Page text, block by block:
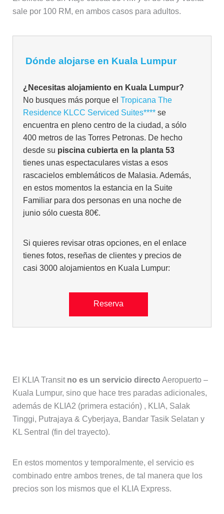
sale por 100 RM, en ambos casos para adultos.
Dónde alojarse en Kuala Lumpur
¿Necesitas alojamiento en Kuala Lumpur?
No busques más porque el Tropicana The
Residence KLCC Serviced Suites****se
encuentra en pleno centro de la ciudad, a sólo
400 metros de las Torres Petronas. De hecho
desde su piscina cubierta en la planta 53
tienes unas espectaculares vistas a esos
rascacielos emblemáticos de Malasia. Además,
en estos momentos la estancia en la Suite
Familiar para dos personas en una noche de
junio sólo cuesta 80€.
Si quieres revisar otras opciones, en el enlace
tienes fotos, reseñas de clientes y precios de
casi 3000 alojamientos en Kuala Lumpur:
Reserva
El KLIA Transitno es un servicio directo Aeropuerto –
Kuala Lumpur, sino que hace tres paradas adicionales,
además de KLIA2 (primera estación) , KLIA, Salak
Tinggi, Putrajaya & Cyberjaya, Bandar Tasik Selatan y
KL Sentral (fin del trayecto).
En estos momentos y temporalmente, el servicio es
combinado entre ambos trenes, de tal manera que los
precios son los mismos que el KLIA Express.